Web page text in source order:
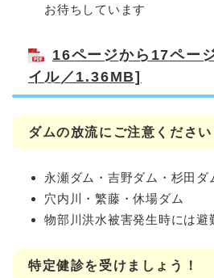
お待ちしています
16ページから17ペー
イル／1.36MB]
ダムの放流にご注意ください
永瀬ダム・吉野ダム・杉田ダ
穴内川・繁藤・休場ダム
物部川洪水被害発生時には避
特定健診を受けましょう！